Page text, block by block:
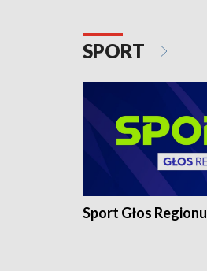
SPORT
Sport Głos Regionu